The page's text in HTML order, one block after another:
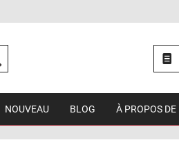
NOUVEAU BLOG À PROPOS DE